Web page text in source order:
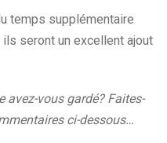
temps supplémentaire
seront un excellent ajout
avez-vous gardé? Faites-
ci-dessous…